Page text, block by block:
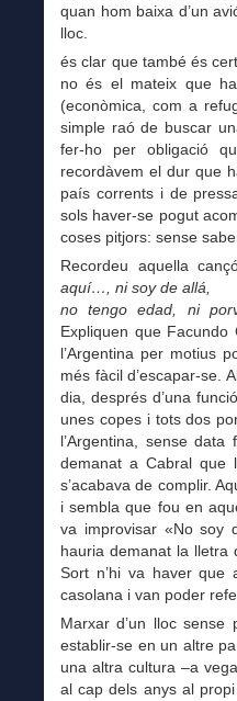
quan hom baixa d’un
lloc.
és clar que també és
no és el mateix que
(econòmica, com a
simple raó de buscar
fer-ho per obligació
recordàvem el dur que
país corrents i de
sols haver-se pogut
coses pitjors: sense
Recordeu aquella
aquí…, ni soy de allá,
no tengo edad, ni
Expliquen que
l’Argentina per motius
més fàcil d’escapar-se.
dia, després d’una
unes copes i tots dos
l’Argentina, sense
demanat a Cabral que
s’acabava de complir.
i sembla que fou en
va improvisar «No soy
hauria demanat la
Sort n’hi va haver que
casolana i van poder
Marxar d’un lloc sense
establir-se en un altre
una altra cultura –a
al cap dels anys al